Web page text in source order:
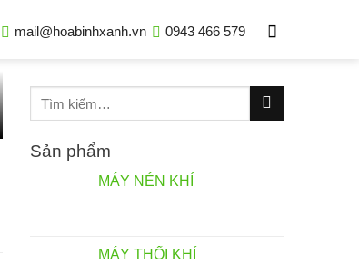
mail@hoabinhxanh.vn 0943 466 579
Tìm
Sản phẩm
MÁY NÉN KHÍ
MÁY THỔI KHÍ